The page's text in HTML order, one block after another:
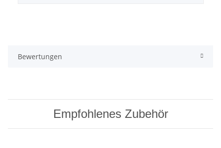
Bewertungen
Empfohlenes Zubehör